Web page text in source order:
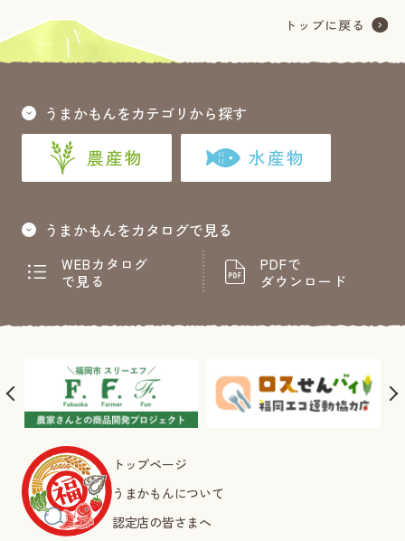
うまかもんをカテゴリから探す
農産物 水産物
うまかもんをカタログで見る
WEBカタログ
で見る
PDFで
ダウンロード
トップページ
うまかもんについて
認定店の皆さまへ